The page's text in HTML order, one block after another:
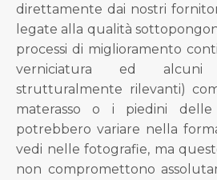
direttamente dai nostri
legate alla qualità
processi di miglioramento
verniciatura ed alcuni
strutturalmente rilevanti)
materasso o i piedini
potrebbero variare nella
vedi nelle fotografie, ma
non compromettono